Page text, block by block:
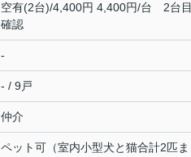
空有(2台)/4,400円 4,400円/台 2台
確認
-
- / 9戸
仲介
ペット可（室内小型犬と猫合計2匹ま